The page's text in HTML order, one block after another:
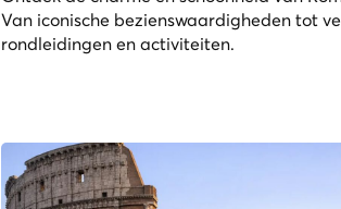
Van iconische bezienswaardigheden tot
rondleidingen en activiteiten.